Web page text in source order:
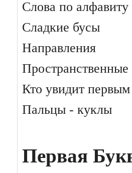
Слова по алфавиту
Сладкие бусы
Направления
Кто увидит первым
Пальцы - куклы
Первая